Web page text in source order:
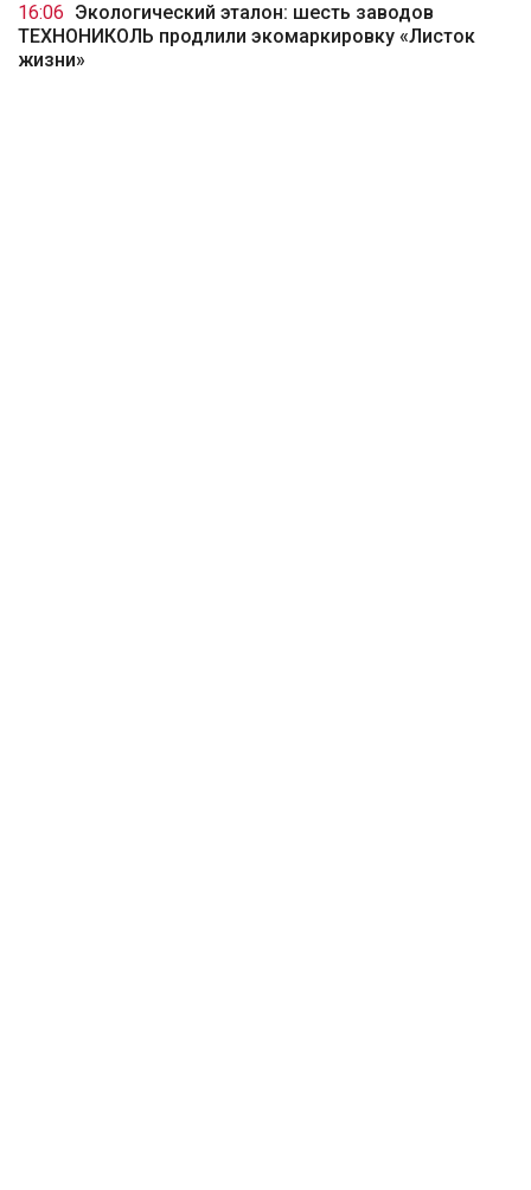
16:06 Экологический эталон: шесть заводов
ТЕХНОНИКОЛЬ продлили экомаркировку «Листок
жизни»